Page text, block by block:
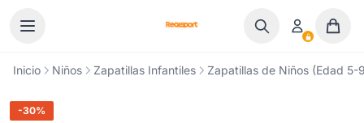
Inicio Niños Zapatillas Infantiles Zapatillas de Niños (Edad
-30%